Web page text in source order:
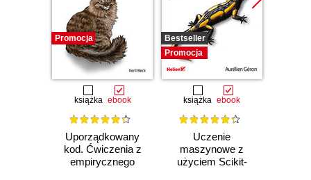
Promocja
książka ebook
Uporządkowany
kod. Ćwiczenia z
empirycznego
Bestseller
Promocja
książka ebook
Uczenie
maszynowe z
użyciem Scikit-